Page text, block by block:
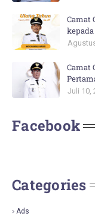
Camat
Camat
Juli 10,
Facebook
Categories
Ads